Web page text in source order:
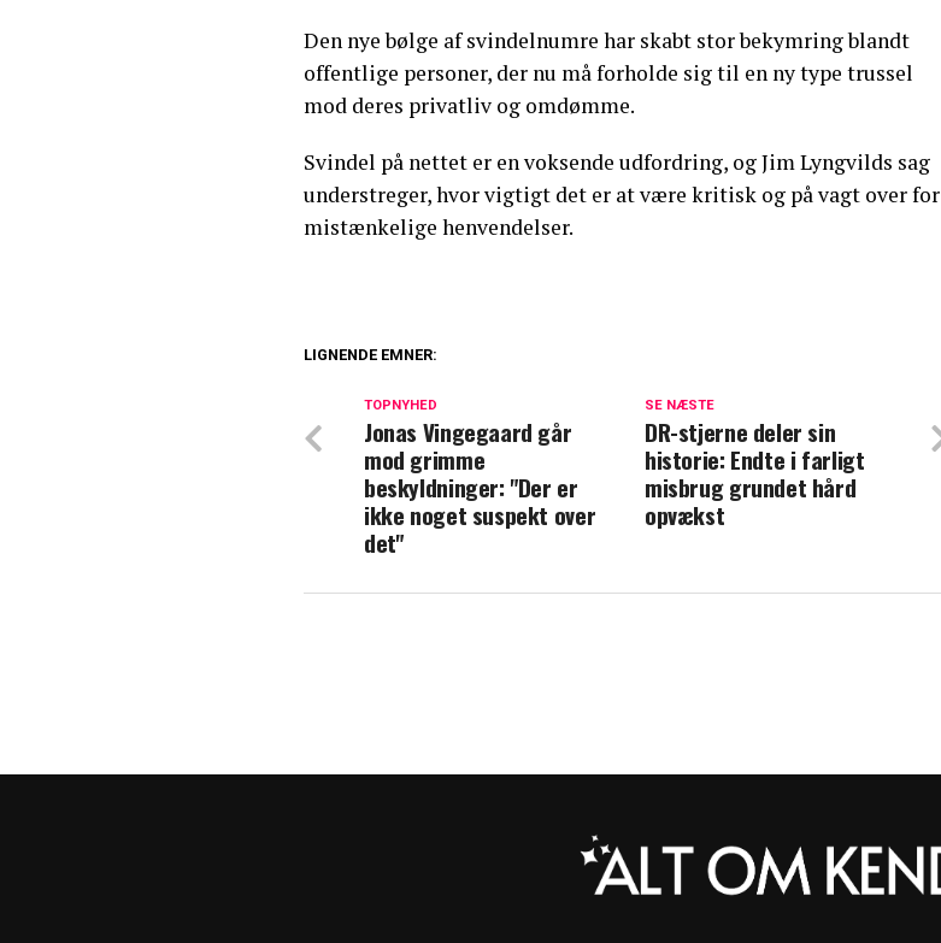
Den nye bølge af svindelnumre har skabt stor bekymring blandt
offentlige personer, der nu må forholde sig til en ny type trussel
mod deres privatliv og omdømme.
Svindel på nettet er en voksende udfordring, og Jim Lyngvilds sag
understreger, hvor vigtigt det er at være kritisk og på vagt over for
mistænkelige henvendelser.
svindeldokumentar: Nu er der reaktion
Esben Dalgaard fik uhyggelig oplevelse under
familieferie: Kom meget tæt på
LIGNENDE EMNER:
SE NÆSTE
DR-stjerne deler sin
historie: Endte i farligt
misbrug grundet hård
opvækst
TOPNYHED
Jonas Vingegaard går
mod grimme
beskyldninger: "Der er
ikke noget suspekt over
det"